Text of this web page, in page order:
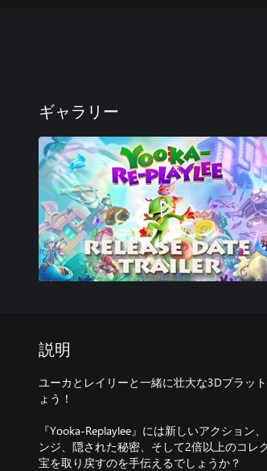
ギャラリー
説明
ユーカとレイリーと一緒に壮大な3Dプラッ
ょう！
『Yooka-Replaylee』には新しいアクショ
ンジ、隠された秘密、そして2倍以上のコ
宝を取り戻すのを手伝えるでしょうか？